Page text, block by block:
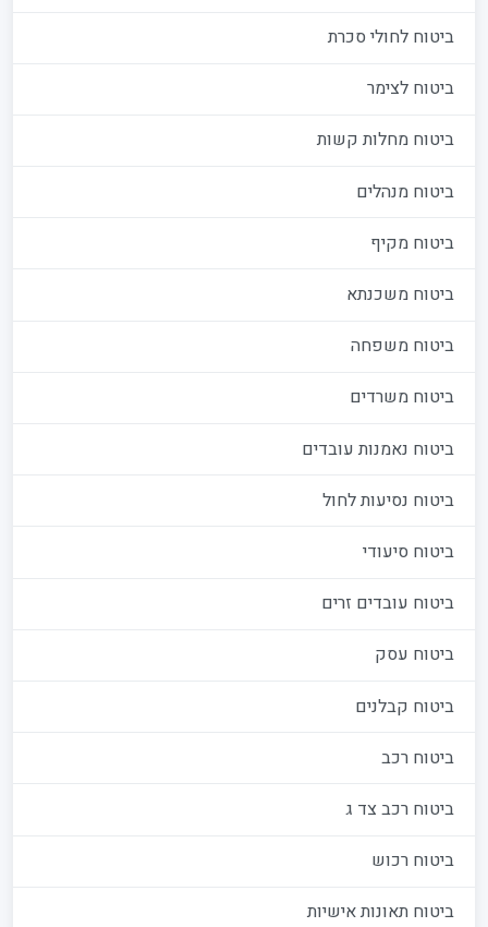
ביטוח לחולי סכרת
ביטוח לצימר
ביטוח מחלות קשות
ביטוח מנהלים
ביטוח מקיף
ביטוח משכנתא
ביטוח משפחה
ביטוח משרדים
ביטוח נאמנות עובדים
ביטוח נסיעות לחול
ביטוח סיעודי
ביטוח עובדים זרים
ביטוח עסק
ביטוח קבלנים
ביטוח רכב
ביטוח רכב צד ג
ביטוח רכוש
ביטוח תאונות אישיות